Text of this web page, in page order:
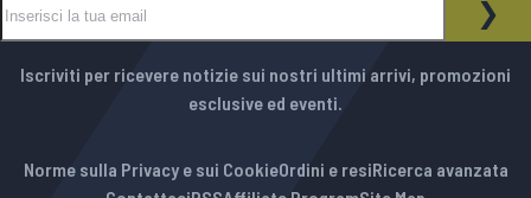
Iscriviti per ricevere notizie sui nostri ultimi arrivi, promozioni
esclusive ed eventi.
Norme sulla Privacy e sui CookieOrdini e resiRicerca avanzata